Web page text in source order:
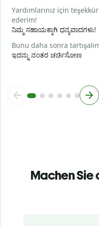
Yardımlarınız için teşekkür
ederim!
ನಿಮ್ಮ ಸಹಾಯಕ್ಕಾಗಿ ಧನ್ಯವಾದಗಳು!
Bunu daha sonra
ಇದನ್ನು ನಂತರ ಚರ್ಚಿಸೋಣ
Machen